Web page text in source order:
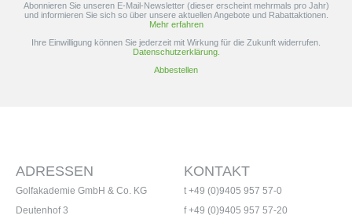
Abonnieren Sie unseren E-Mail-Newsletter (dieser erscheint mehrmals pro Jahr)
und informieren Sie sich so über unsere aktuellen Angebote und Rabattaktionen.
Mehr erfahren
Ihre Einwilligung können Sie jederzeit mit Wirkung für die Zukunft widerrufen.
Datenschutzerklärung.
Abbestellen
KONTAKT
t +49 (0)9405 957 57-0
f +49 (0)9405 957 57-20
ADRESSEN
Golfakademie GmbH & Co. KG
Deutenhof 3